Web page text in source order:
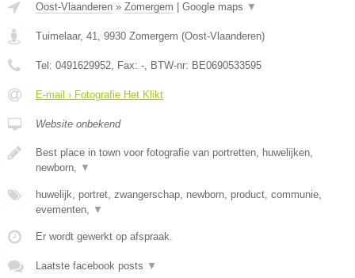
Oost-Vlaanderen » Zomergem Google maps ▼
Tuimelaar, 41, 9930 Zomergem (Oost-Vlaanderen)
Tel: 0491629952, Fax: -, BTW-nr: BE0690533595
E-mail › Fotografie Het Klikt
Website onbekend
Best place in town voor fotografie van portretten, huwelijken,
newborn, ▼
huwelijk, portret, zwangerschap, newborn, product, communie,
evementen, ▼
Er wordt gewerkt op afspraak.
Laatste facebook posts ▼